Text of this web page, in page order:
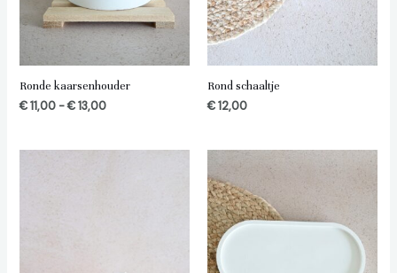
Ronde kaarsenhouder
€11,00 -€13,00
Rond schaaltje
€12,00
€ 10,00
tot